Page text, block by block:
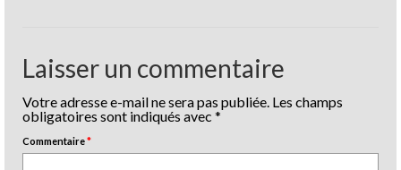
Laisser un commentaire
Votre adresse e-mail ne sera pas publiée. Les champs
obligatoires sont indiqués avec *
Commentaire*